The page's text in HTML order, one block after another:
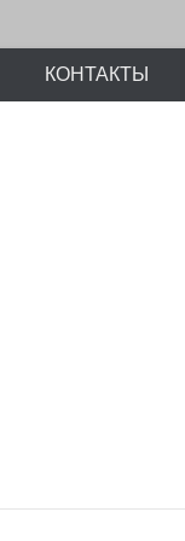
КОНТАКТЫ